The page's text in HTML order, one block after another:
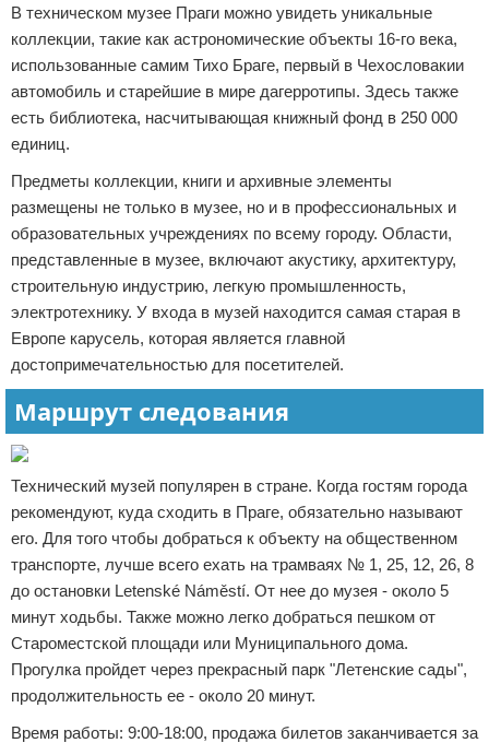
В техническом музее Праги можно увидеть уникальные
коллекции, такие как астрономические объекты 16-го века,
использованные самим Тихо Браге, первый в Чехословакии
автомобиль и старейшие в мире дагерротипы. Здесь также
есть библиотека, насчитывающая книжный фонд в 250 000
единиц.
Предметы коллекции, книги и архивные элементы
размещены не только в музее, но и в профессиональных и
образовательных учреждениях по всему городу. Области,
представленные в музее, включают акустику, архитектуру,
строительную индустрию, легкую промышленность,
электротехнику. У входа в музей находится самая старая в
Европе карусель, которая является главной
достопримечательностью для посетителей.
Маршрут следования
Технический музей популярен в стране. Когда гостям города
рекомендуют, куда сходить в Праге, обязательно называют
его. Для того чтобы добраться к объекту на общественном
транспорте, лучше всего ехать на трамваях № 1, 25, 12, 26, 8
до остановки Letenské Náměstí. От нее до музея - около 5
минут ходьбы. Также можно легко добраться пешком от
Староместской площади или Муниципального дома.
Прогулка пройдет через прекрасный парк "Летенские сады",
продолжительность ее - около 20 минут.
Время работы: 9:00-18:00, продажа билетов заканчивается за